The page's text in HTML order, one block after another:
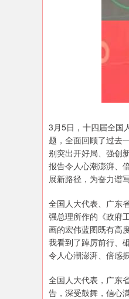
3月5日，十四届全国
题，全面回顾了过去
别突出开好局、强创
报告令人心潮澎湃、
展新路径，为奋力谱
全国人大代表、广东
强总理所作的《政府
画的宏伟蓝图既有高
我看到了踔厉前行、
令人心潮澎湃、倍感振
全国人大代表，广东
告，深受鼓舞，信心